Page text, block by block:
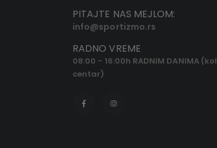
PITAJTE NAS MEJLOM:
info@sportizmo.rs
RADNO VREME
08:00 - 16:00h RADNIM DANIMA (kol
centar)